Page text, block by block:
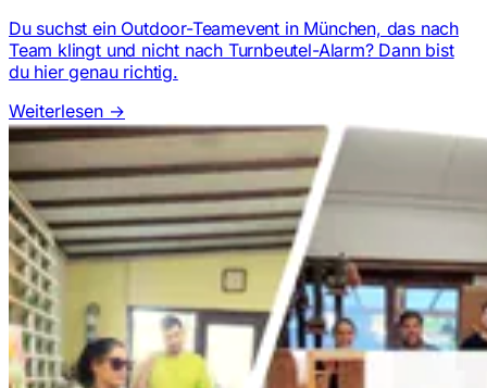
Du suchst ein Outdoor-Teamevent in München, das nach
Team klingt und nicht nach Turnbeutel-Alarm? Dann bist
du hier genau richtig.
Weiterlesen →